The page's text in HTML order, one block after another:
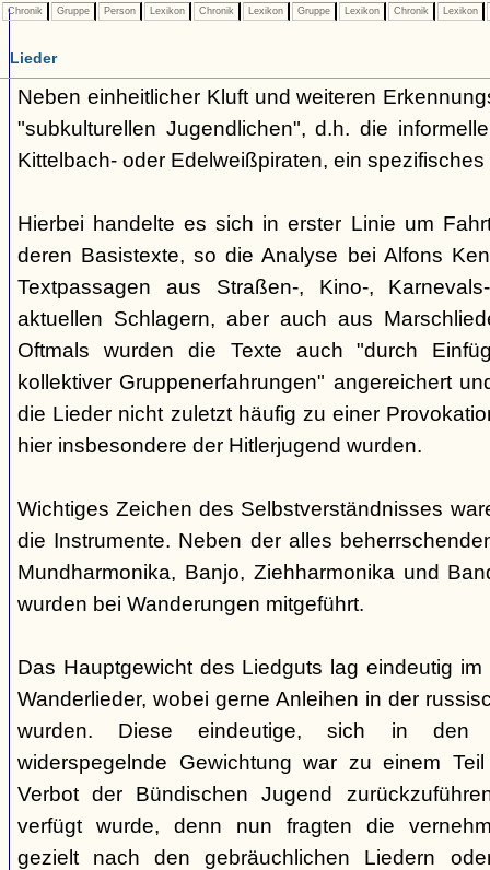
Chronik Gruppe Person Lexikon Chronik Lexikon Gruppe Lexikon Chronik Lexikon
Lieder
Neben einheitlicher Kluft und weiteren
"subkulturellen Jugendlichen", d.h. die
Kittelbach- oder Edelweißpiraten, ein
Hierbei handelte es sich in erster Linie um
deren Basistexte, so die Analyse bei Alfons
Textpassagen aus Straßen-, Kino-,
aktuellen Schlagern, aber auch aus
Oftmals wurden die Texte auch "durch
kollektiver Gruppenerfahrungen" angereichert
die Lieder nicht zuletzt häufig zu einer
hier insbesondere der Hitlerjugend wurden.
Wichtiges Zeichen des Selbstverständnisses
die Instrumente. Neben der alles
Mundharmonika, Banjo, Ziehharmonika und
wurden bei Wanderungen mitgeführt.
Das Hauptgewicht des Liedguts lag eindeutig
Wanderlieder, wobei gerne Anleihen in der
wurden. Diese eindeutige, sich in den
widerspegelnde Gewichtung war zu einem
Verbot der Bündischen Jugend
verfügt wurde, denn nun fragten die
gezielt nach den gebräuchlichen Liedern